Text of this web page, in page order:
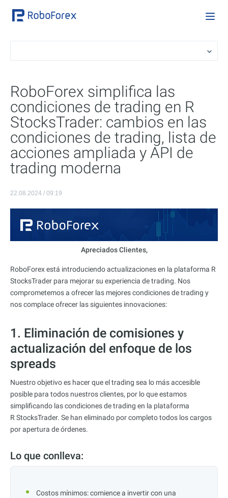
RoboForex simplifica las
condiciones de trading en R
StocksTrader: cambios en las
condiciones de trading, lista de
acciones ampliada y API de
trading moderna
22.08.2024 / 09:19
Apreciados Clientes,
RoboForex está introduciendo actualizaciones en la plataforma R
StocksTrader para mejorar su experiencia de trading. Nos
comprometemos a ofrecer las mejores condiciones de trading y
nos complace ofrecer las siguientes innovaciones:
1. Eliminación de comisiones y
actualización del enfoque de los
spreads
Nuestro objetivo es hacer que el trading sea lo más accesible
posible para todos nuestros clientes, por lo que estamos
simplificando las condiciones de trading en la plataforma
R StocksTrader. Se han eliminado por completo todos los cargos
por apertura de órdenes.
Lo que conlleva:
Costos mínimos: comience a invertir con una